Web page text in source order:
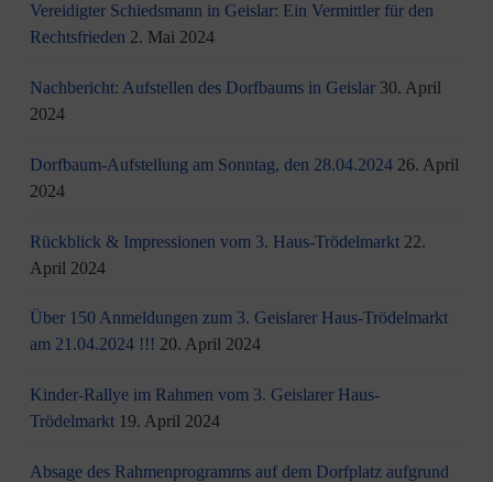
Vereidigter Schiedsmann in Geislar: Ein Vermittler für den
Rechtsfrieden 2. Mai 2024
Nachbericht: Aufstellen des Dorfbaums in Geislar 30. April
2024
Dorfbaum-Aufstellung am Sonntag, den 28.04.2024 26. April
2024
Rückblick & Impressionen vom 3. Haus-Trödelmarkt 22.
April 2024
Über 150 Anmeldungen zum 3. Geislarer Haus-Trödelmarkt
am 21.04.2024 !!! 20. April 2024
Kinder-Rallye im Rahmen vom 3. Geislarer Haus-
Trödelmarkt 19. April 2024
Absage des Rahmenprogramms auf dem Dorfplatz aufgrund